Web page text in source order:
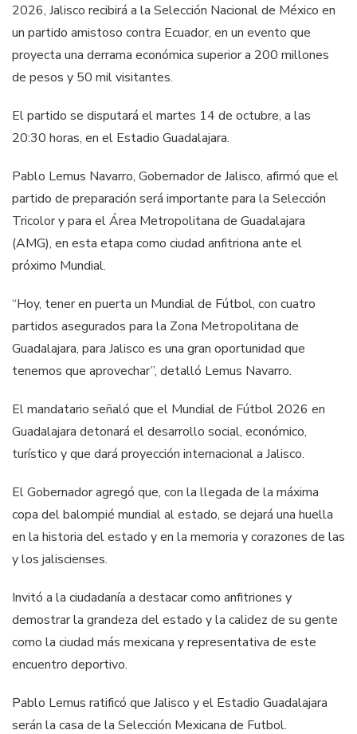
2026, Jalisco recibirá a la Selección Nacional de México en
un partido amistoso contra Ecuador, en un evento que
proyecta una derrama económica superior a 200 millones
de pesos y 50 mil visitantes.
El partido se disputará el martes 14 de octubre, a las
20:30 horas, en el Estadio Guadalajara.
Pablo Lemus Navarro, Gobernador de Jalisco, afirmó que el
partido de preparación será importante para la Selección
Tricolor y para el Área Metropolitana de Guadalajara
(AMG), en esta etapa como ciudad anfitriona ante el
próximo Mundial.
“Hoy, tener en puerta un Mundial de Fútbol, con cuatro
partidos asegurados para la Zona Metropolitana de
Guadalajara, para Jalisco es una gran oportunidad que
tenemos que aprovechar”, detalló Lemus Navarro.
El mandatario señaló que el Mundial de Fútbol 2026 en
Guadalajara detonará el desarrollo social, económico,
turístico y que dará proyección internacional a Jalisco.
El Gobernador agregó que, con la llegada de la máxima
copa del balompié mundial al estado, se dejará una huella
en la historia del estado y en la memoria y corazones de las
y los jaliscienses.
Invitó a la ciudadanía a destacar como anfitriones y
demostrar la grandeza del estado y la calidez de su gente
como la ciudad más mexicana y representativa de este
encuentro deportivo.
Pablo Lemus ratificó que Jalisco y el Estadio Guadalajara
serán la casa de la Selección Mexicana de Futbol.